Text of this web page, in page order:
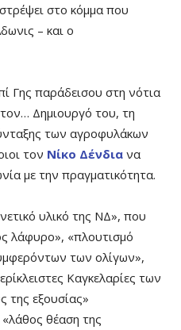
στο κόμμα που
– και ο
Γης παράδεισου στη νότια
Δημιουργό του, τη
των αγροφυλάκων
τον Νίκο Δένδια να
με την πραγματικότητα.
υλικό της ΝΔ», που
λάφυρο», «πλουτισμό
των ολίγων»,
Καγκελαρίες των
της εξουσίας»
«λάθος θέαση της